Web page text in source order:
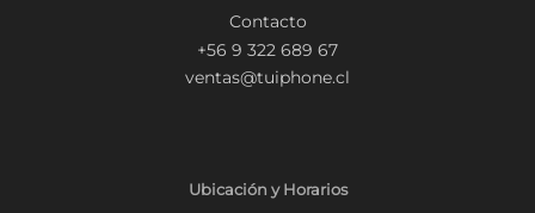
Contacto
+56 9 322 689 67
ventas@tuiphone.cl
Ubicación y Horarios